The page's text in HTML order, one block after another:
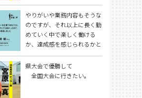
やりがいや業務内容もそうな
のですが、それ以上に長く勤
めていく中で楽しく働ける
か、達成感を感じられるかと
いう点にこだわりました。
県大会で優勝して
全国大会に行きたい。